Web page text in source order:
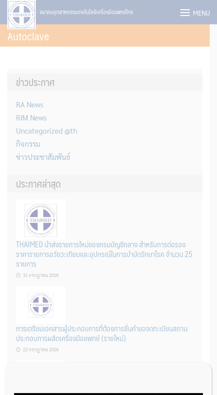
Skip
content
สมาคมอุตสาหกรรมเทคโนโลยีเครื่องมือแพทย์ไทย MENU
Autoclave
ข่าวประกาศ
RA News
RIM News
Uncategorized @th
กิจกรรม
ข่าวประชาสัมพันธ์
ประกาศล่าสุด
THAIMED นำส่งรายการใหม่ของกรมบัญชีกลาง สำหรับการต่อรอง
ราคารายการอวัยวะเทียมและอุปกรณ์ในการบำบัดรักษาโรค จำนวน 25
รายการ
31 กรกฎาคม 2026
การเตรียมเอกสารผู้ประกอบการที่ต้องการยื่นคำขอจดทะเบียนสถาน
ประกอบการผลิตเครื่องมือแพทย์ (รายใหม่)
22 กรกฎาคม 2026